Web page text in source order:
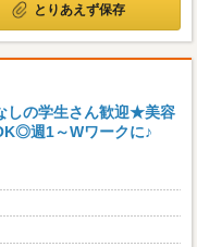
とりあえず保存
しの学生さん歓迎★美容
週1～Wワークに♪